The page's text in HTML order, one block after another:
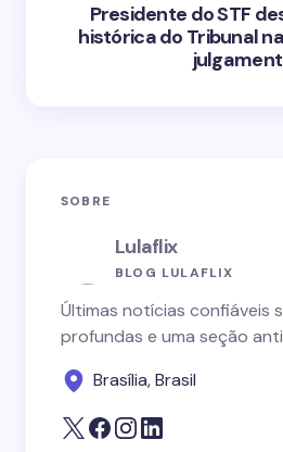
Presidente do STF
histórica do Tribunal
SOBRE
Lulaflix
BLOG LULAFLIX
Últimas notícias confiáveis
profundas e uma seção
Brasília, Brasil